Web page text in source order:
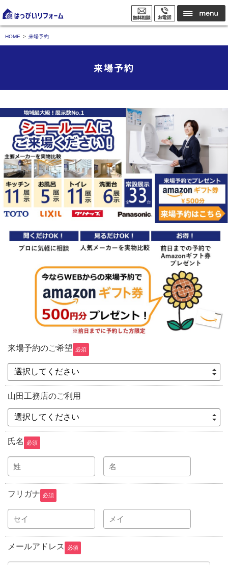
HOME 来場予約
来場予約
来場予約のご希望 必須
選択してください
山田工務店のご利用
選択してください
氏名 必須
フリガナ 必須
メールアドレス 必須